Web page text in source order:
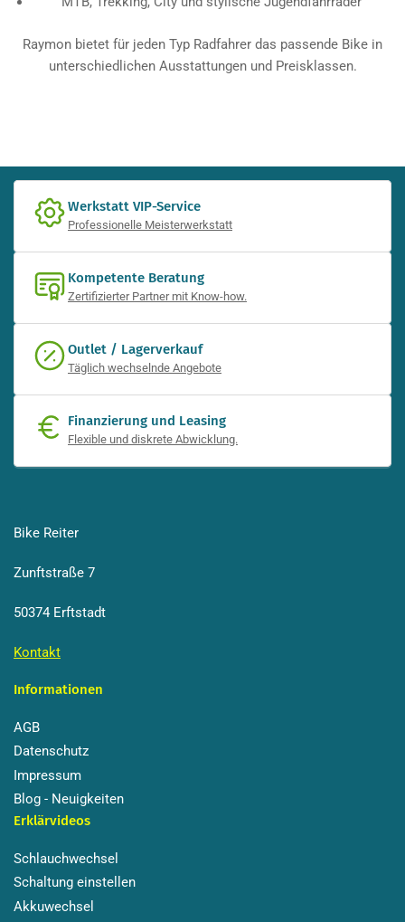
Raymon bietet für jeden Typ Radfahrer das passende Bike in
unterschiedlichen Ausstattungen und Preisklassen.
Werkstatt VIP-Service
Professionelle Meisterwerkstatt
Kompetente Beratung
Zertifizierter Partner mit Know-how.
Outlet / Lagerverkauf
Täglich wechselnde Angebote
Finanzierung und Leasing
Flexible und diskrete Abwicklung.
Bike Reiter
Zunftstraße 7
50374 Erftstadt
Kontakt
Informationen
AGB
Datenschutz
Impressum
Blog - Neuigkeiten
Erklärvideos
Schlauchwechsel
Schaltung einstellen
Akkuwechsel